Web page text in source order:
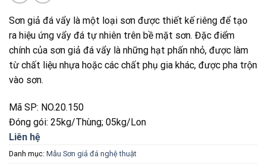
Sơn giả đá vẩy là một loại sơn được thiết kế riêng để tạo
ra hiệu ứng vẩy đá tự nhiên trên bề mặt sơn. Đặc điểm
chính của sơn giả đá vẩy là những hạt phấn nhỏ, được làm
từ chất liệu nhựa hoặc các chất phụ gia khác, được pha trộn
vào sơn.
Mã SP: NO.20.150
Đóng gói: 25kg/Thùng; 05kg/Lon
Liên hệ
Danh mục: Mẫu Sơn giả đá nghệ thuật